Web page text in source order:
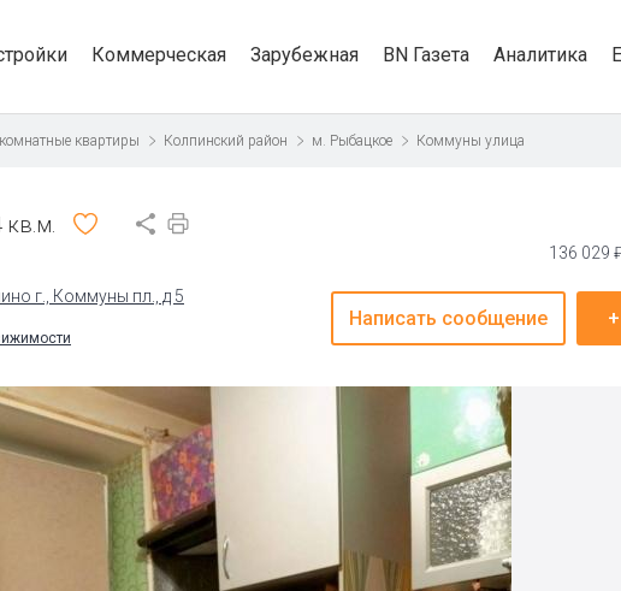
Коммерческая Зарубежная BN Газета Аналитика
квартиры Колпинский район м. Рыбацкое Коммуны улица
кв.м.
г., Коммуны пл., д 5
136 029
Написать сообщение